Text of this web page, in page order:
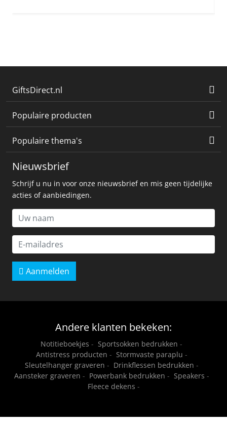
GiftsDirect.nl
Populaire producten
Populaire thema's
Nieuwsbrief
Schrijf u nu in voor onze nieuwsbrief en mis geen tijdelijke
acties of aanbiedingen.
Aanmelden
Andere klanten bekeken:
Notitieboekjes - Sportsokken bedrukken -
Antistress producten - Stormvaste paraplu -
Sleutelhanger graveren - Drinkflessen bedrukken -
Aansteker graveren - Powerbank bedrukken - Speakers -
Fleece dekens -